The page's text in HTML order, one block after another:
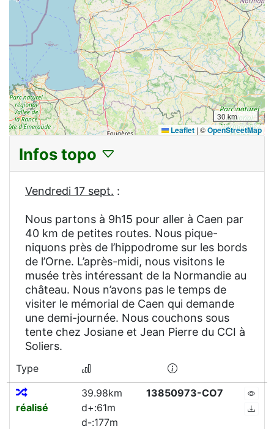
30 km
Leaflet | ©OpenStreetMap
Infos topo
Vendredi 17 sept. :
Nous partons à 9h15 pour aller à Caen par
40 km de petites routes. Nous pique-
niquons près de l’hippodrome sur les bords
de l’Orne. L’après-midi, nous visitons le
musée très intéressant de la Normandie au
château. Nous n’avons pas le temps de
visiter le mémorial de Caen qui demande
une demi-journée. Nous couchons sous
tente chez Josiane et Jean Pierre du CCI à
Soliers.
Type
réalisé
39.98km
d+:61m
d-:177m
13850973-CO7